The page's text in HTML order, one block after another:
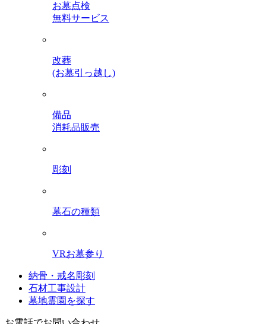
お墓点検
無料サービス
改葬
(お墓引っ越し)
備品
消耗品販売
彫刻
墓石の種類
VRお墓参り
納骨・戒名彫刻
石材工事設計
墓地霊園を探す